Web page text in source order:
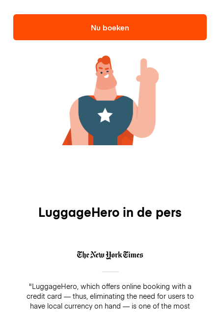
Nu boeken
LuggageHero in de pers
"LuggageHero, which offers online booking with a
credit card — thus, eliminating the need for users to
have local currency on hand — is one of the most